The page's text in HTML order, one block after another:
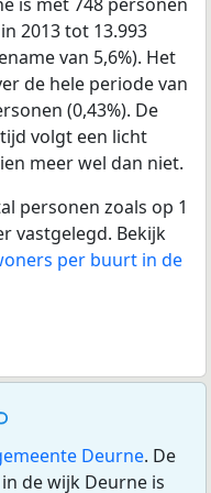
2013 tot 13.993
van 5,6%). Het
de hele periode van
(0,43%). De
volgt een licht
meer wel dan niet.
personen zoals op 1
vastgelegd. Bekijk
per buurt in de
Deurne. De
de wijk Deurne is